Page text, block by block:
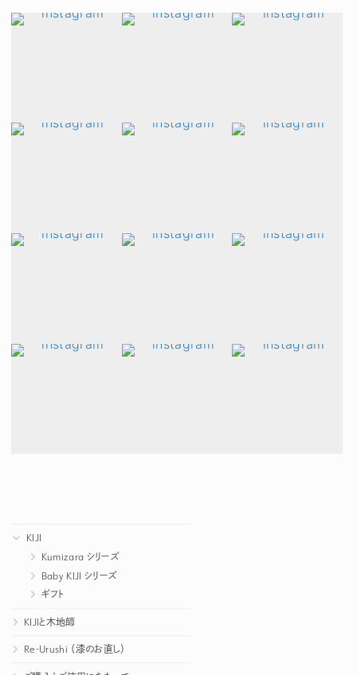
KIJI
Kumizara シリーズ
Baby KIJI シリーズ
ギフト
KIJIと木地師
Re-Urushi （漆のお直し）